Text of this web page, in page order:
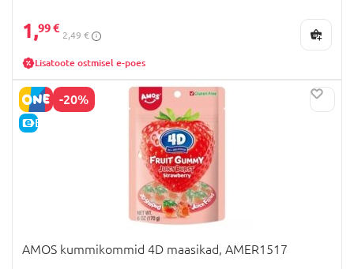
1,99 €
2,49 €
Lisatoote ostmisel e-poes
-20%
E-HIND
AMOS kummikommid 4D maasikad, AMER1517